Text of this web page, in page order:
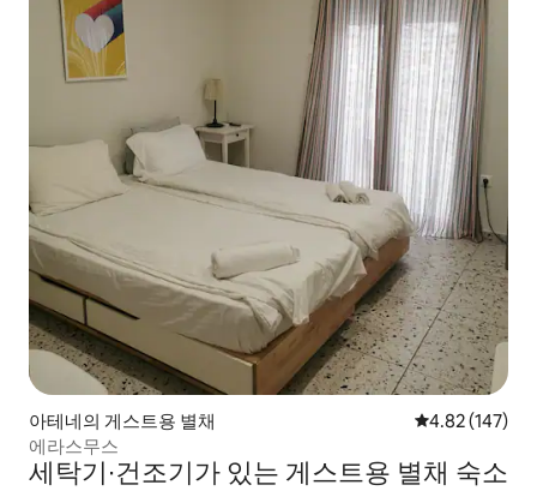
아테네의 게스트용 별채 평점 4.82점(5
4.82 (147)
에라스무스
세탁기∙건조기가 있는 게스트용 별채 숙소